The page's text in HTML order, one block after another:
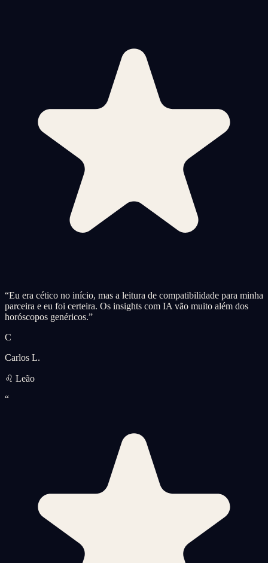
“Eu era cético no início, mas a leitura de compatibilidade para minha
parceira e eu foi certeira. Os insights com IA vão muito além dos
horóscopos genéricos.”
C
Carlos L.
♌ Leão
“